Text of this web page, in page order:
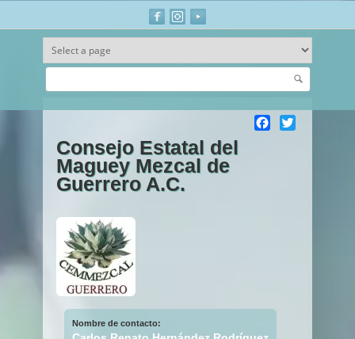
Buscar
Facebook
Consejo Estatal del
Maguey Mezcal de
Guerrero A.C.
Nombre de contacto: